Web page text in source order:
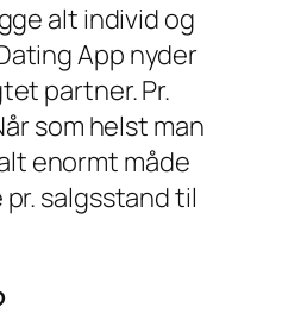
alt individ og
App nyder
partner. Pr.
som helst man
enormt måde
salgsstand til